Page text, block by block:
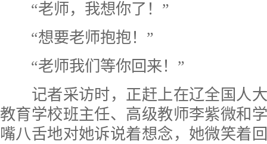
“老师，我想你了！”
“想要老师抱抱！”
“老师我们等你回来！”
记者采访时，正赶上在辽全国人大
教育学校班主任、高级教师李紫微和
嘴八舌地对她诉说着想念，她微笑着